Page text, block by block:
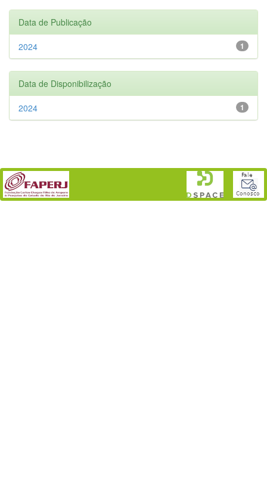
Data de Publicação
1
2024
Data de Disponibilização
1
2024